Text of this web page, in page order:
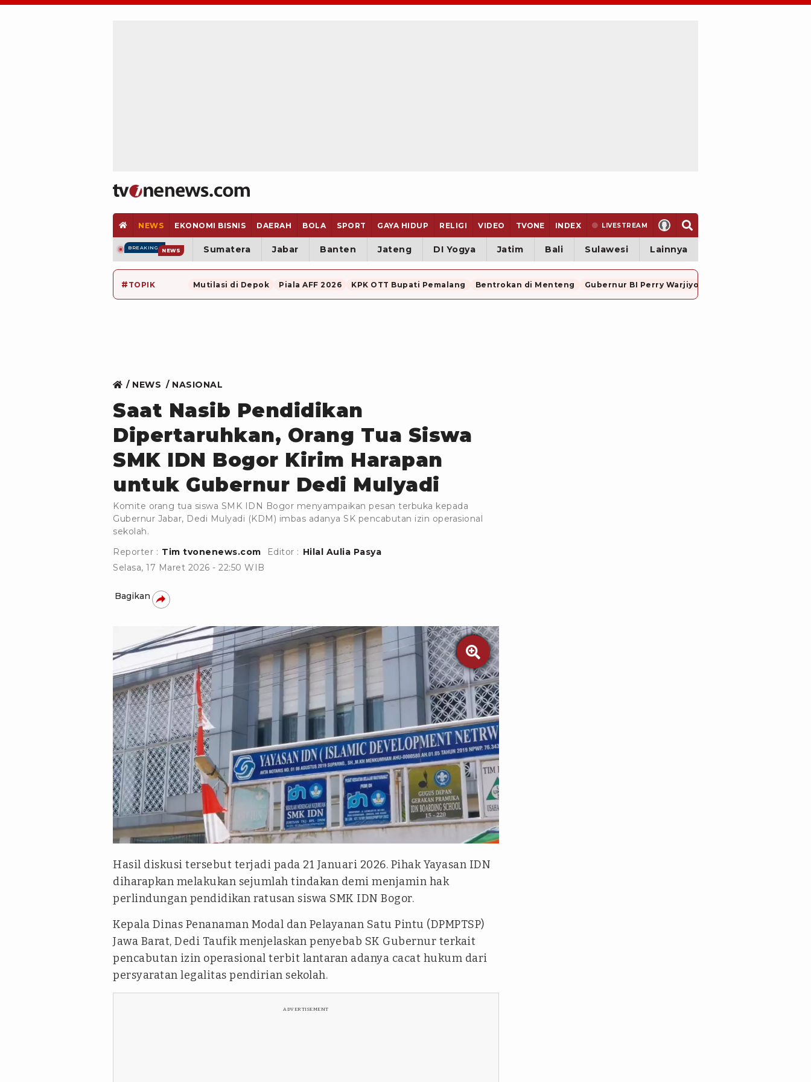
NEWS EKONOMI BISNIS DAERAH BOLA SPORT GAYA HIDUP RELIGI VIDEO TVONE INDEX LIVESTREAM
BREAKING NEWS Sumatera Jabar Banten Jateng DI Yogya Jatim Bali Sulawesi Lainnya
# TOPIK Mutilasi di Depok Piala AFF 2026 KPK OTT Bupati Pemalang Bentrokan di Menteng Gubernur BI Perry Warjiyo Mundur
NEWS NASIONAL
Saat Nasib Pendidikan
Dipertaruhkan, Orang Tua Siswa
SMK IDN Bogor Kirim Harapan
untuk Gubernur Dedi Mulyadi
Komite orang tua siswa SMK IDN Bogor menyampaikan pesan terbuka kepada
Gubernur Jabar, Dedi Mulyadi (KDM) imbas adanya SK pencabutan izin operasional
sekolah.
Reporter : Tim tvonenews.com Editor : Hilal Aulia Pasya
Selasa, 17 Maret 2026 - 22:50 WIB
Bagikan

Dokumentasi SMK IDN Bogor
Hasil diskusi tersebut terjadi pada 21 Januari 2026. Pihak Yayasan IDN
diharapkan melakukan sejumlah tindakan demi menjamin hak
perlindungan pendidikan ratusan siswa SMK IDN Bogor.
Kepala Dinas Penanaman Modal dan Pelayanan Satu Pintu (DPMPTSP)
Jawa Barat, Dedi Taufik menjelaskan penyebab SK Gubernur terkait
pencabutan izin operasional terbit lantaran adanya cacat hukum dari
persyaratan legalitas pendirian sekolah.
ADVERTISEMENT